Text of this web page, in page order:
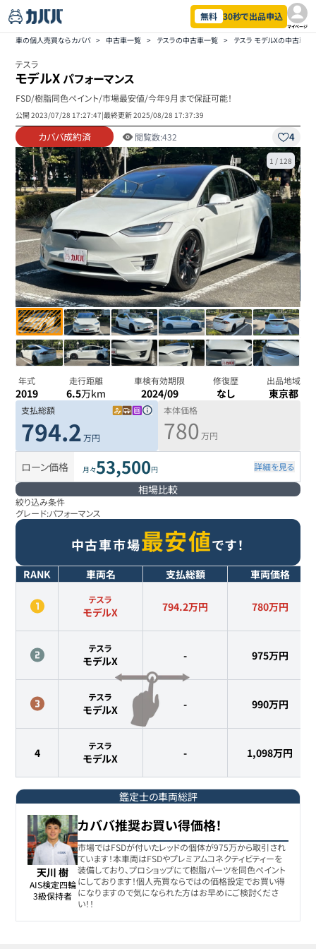
無料 30秒で出品申込
マイページ
車の個人売買ならカババ > 中古車一覧 > テスラの中古車一覧 > テスラ モデルXの中古車一
テスラ
モデルXパフォーマンス
FSD/樹脂同色ペイント/市場最安値/今年9月まで保証可能！
公開2023/07/28 17:27:47|最終更新2025/08/28 17:37:39
カババ成約済 閲覧数:432 4
1 / 128
年式
2019
走行距離
6.5万km
車検有効期限
2024/09
修復歴
なし
出品地域
東京都
支払総額
794.2 万円
本体価格
780 万円
ローン価格 月々53,500円 詳細を見る
相場比較
絞り込み条件
グレード:パフォーマンス
中古車市場最安値です！
RANK 車両名 支払総額 車両価格
テスラ
モデルX 794.2万円 780万円
テスラ
モデルX - 975万円
テスラ
モデルX - 990万円
4
テスラ
モデルX - 1,098万円
鑑定士の車両総評
天川 樹
AIS検定四輪
3級保持者
カババ推奨お買い得価格！
市場ではFSDが付いたレッドの個体が975万から取引され
ています！本車両はFSDやプレミアムコネクティビティーを
装備しており、プロショップにて樹脂パーツを同色ペイント
にしております！個人売買ならではの価格設定でお買い得
になりますので気になられた方はお早めにご検討くださ
い！！